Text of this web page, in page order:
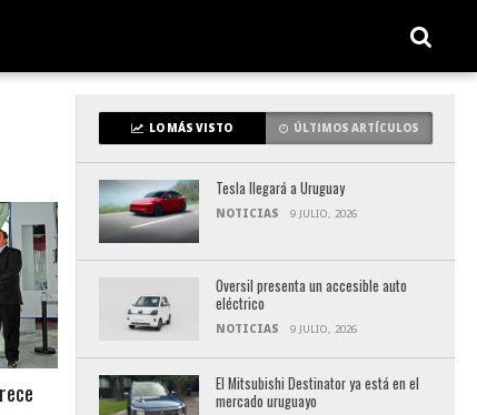
LO MÁS VISTO ÚLTIMOS ARTÍCULOS
Tesla llegará a Uruguay
NOTICIAS 9 JULIO, 2026
Oversil presenta un accesible auto
eléctrico
NOTICIAS 9 JULIO, 2026
El Mitsubishi Destinator ya está en el
mercado uruguayo